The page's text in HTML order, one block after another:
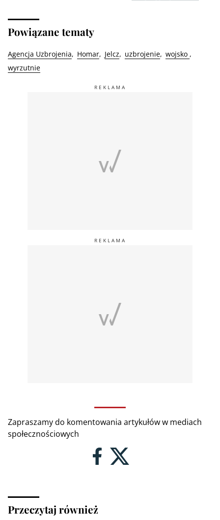
Powiązane tematy
Agencja Uzbrojenia Homar Jelcz uzbrojenie wojsko
wyrzutnie
Zapraszamy do komentowania artykułów w mediach
społecznościowych
Przeczytaj również